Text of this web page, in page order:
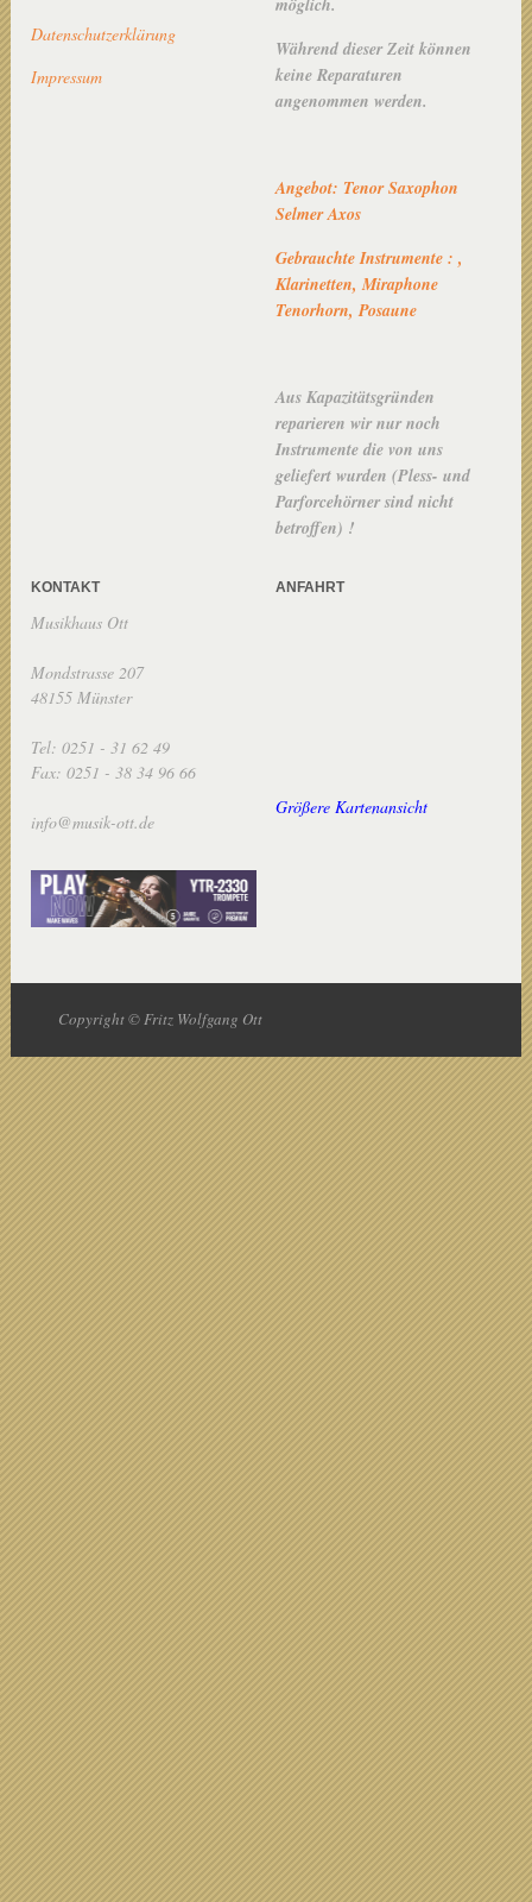
Datenschutzerklärung
Impressum
möglich.
Während dieser Zeit können
keine Reparaturen
angenommen werden.
Angebot: Tenor Saxophon
Selmer Axos
Gebrauchte Instrumente : ,
Klarinetten, Miraphone
Tenorhorn, Posaune
Aus Kapazitätsgründen
reparieren wir nur noch
Instrumente die von uns
geliefert wurden (Pless- und
Parforcehörner sind nicht
betroffen) !
KONTAKT
Musikhaus Ott
Mondstrasse 207
48155 Münster
Tel: 0251 - 31 62 49
Fax: 0251 - 38 34 96 66
info@musik-ott.de
ANFAHRT
Größere Kartenansicht
Copyright © Fritz Wolfgang Ott